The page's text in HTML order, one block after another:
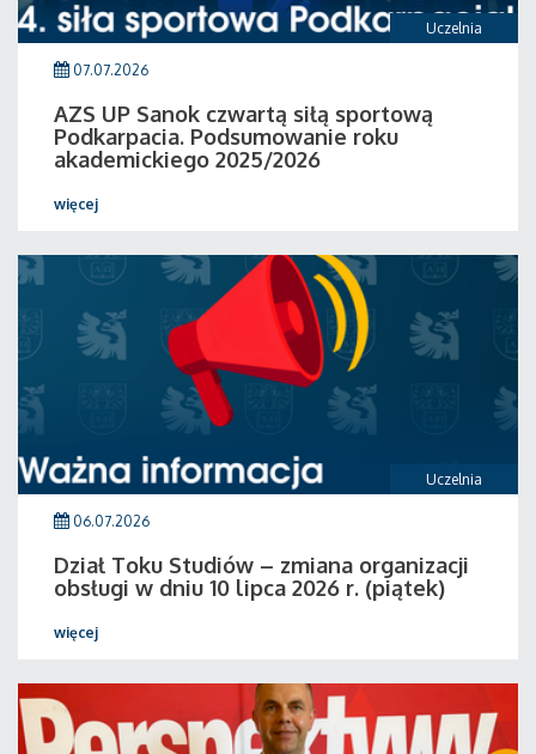
Uczelnia
07.07.2026
AZS UP Sanok czwartą siłą sportową
Podkarpacia. Podsumowanie roku
akademickiego 2025/2026
więcej
Uczelnia
06.07.2026
Dział Toku Studiów – zmiana organizacji
obsługi w dniu 10 lipca 2026 r. (piątek)
więcej